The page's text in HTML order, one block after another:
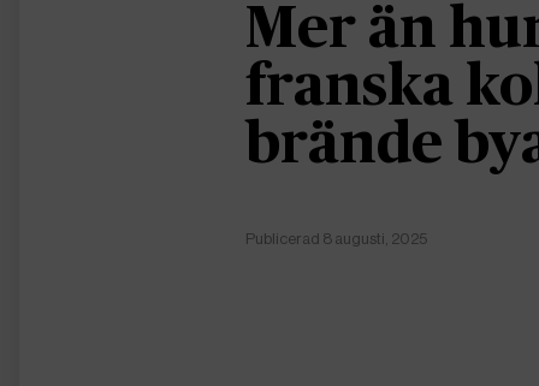
Mer än
franska
brände
Publicerad 8 augusti, 2025